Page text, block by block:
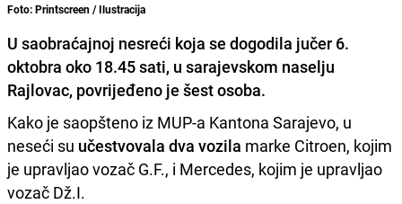
Foto: Printscreen / Ilustracija
U saobraćajnoj nesreći koja se dogodila jučer 6.
oktobra oko 18.45 sati, u sarajevskom naselju
Rajlovac, povrijeđeno je šest osoba.
Kako je saopšteno iz MUP-a Kantona Sarajevo, u
neseći su učestvovala dva vozila marke Citroen, kojim
je upravljao vozač G.F., i Mercedes, kojim je upravljao
vozač Dž.I.